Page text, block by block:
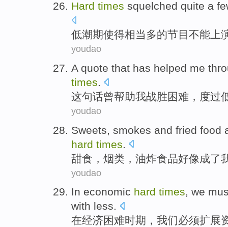
Hard times squelched quite a
低潮期使得相当 多的节目不能上
youdao
A quote that has helped me
times.
这句话曾帮助我战胜困难 ，度过
youdao
Sweets smokes and fried food
hard times
甜食 ， 烟类 ， 油炸食品好像成了
youdao
In economic hard times, we
with less.
在经济困难时期 ， 我们必须扩展